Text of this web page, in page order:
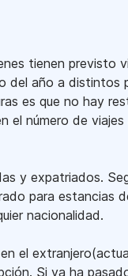
tienen previsto
del año a distintos
es que no hay
el número de
y expatriados.
para estancias
nacionalidad.
el
Si ya ha